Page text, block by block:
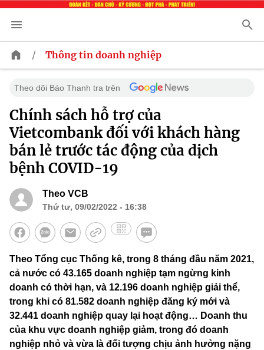
/ Thông tin doanh nghiệp
Theo dõi Báo Thanh tra trên
Chính sách hỗ trợ của
Vietcombank đối với khách hàng
bán lẻ trước tác động của dịch
bệnh COVID-19
Theo VCB
Thứ tư, 09/02/2022 - 16:38
Theo Tổng cục Thống kê, trong 8 tháng đầu năm 2021,
cả nước có 43.165 doanh nghiệp tạm ngừng kinh
doanh có thời hạn, và 12.196 doanh nghiệp giải thể,
trong khi có 81.582 doanh nghiệp đăng ký mới và
32.441 doanh nghiệp quay lại hoạt động… Doanh thu
của khu vực doanh nghiệp giảm, trong đó doanh
nghiệp nhỏ và vừa là đối tượng chịu ảnh hưởng nặng